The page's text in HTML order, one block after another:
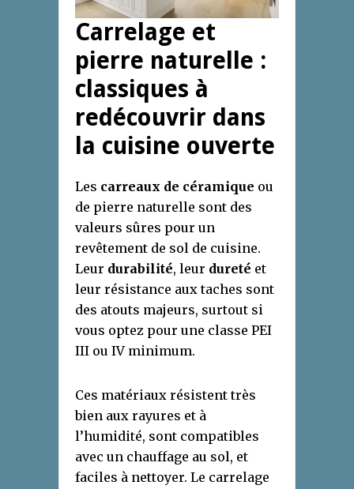
Carrelage et
pierre naturelle :
classiques à
redécouvrir dans
la cuisine ouverte
Les carreaux de céramique ou
de pierre naturelle sont des
valeurs sûres pour un
revêtement de sol de cuisine.
Leur durabilité, leur dureté et
leur résistance aux taches sont
des atouts majeurs, surtout si
vous optez pour une classe PEI
III ou IV minimum.
Ces matériaux résistent très
bien aux rayures et à
l’humidité, sont compatibles
avec un chauffage au sol, et
faciles à nettoyer. Le carrelage